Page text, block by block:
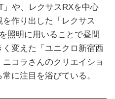
」や、レクサスRXを中心
作り出した「レクサス
照明に用いることで昼間
変えた「ユニクロ新宿西
コラさんのクリエイショ
に注目を浴びている。